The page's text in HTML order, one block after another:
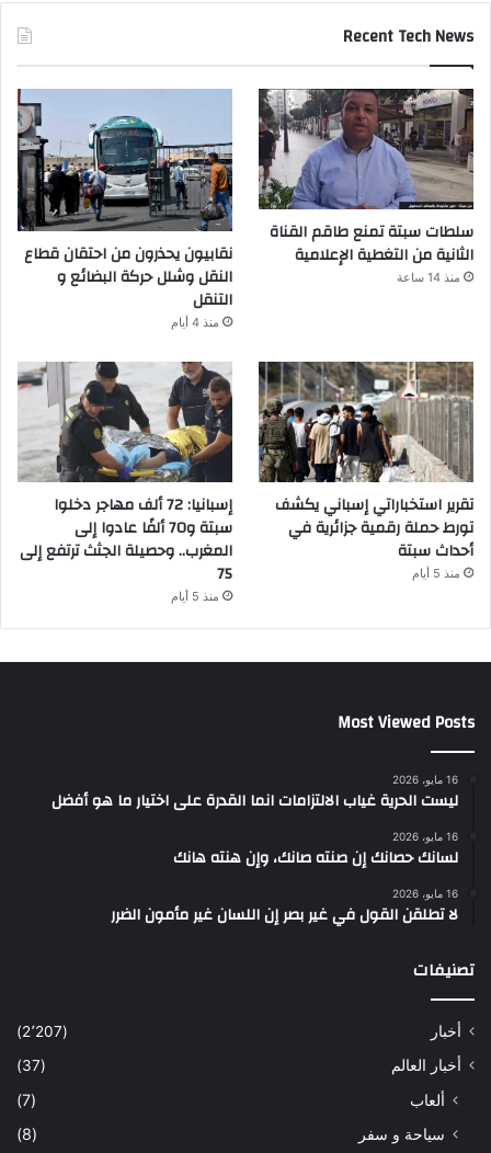
Recent Tech News
سلطات سبتة تمنع طاقم القناة
الثانية من التغطية الإعلامية
منذ 14 ساعة
نقابيون يحذرون من احتقان قطاع
النقل وشلل حركة البضائع و
التنقل
منذ 4 أيام
تقرير استخباراتي إسباني يكشف
تورط حملة رقمية جزائرية في
أحداث سبتة
منذ 5 أيام
إسبانيا: 72 ألف مهاجر دخلوا
سبتة و70 ألفًا عادوا إلى
المغرب.. وحصيلة الجثث ترتفع إلى
75
منذ 5 أيام
Most Viewed Posts
16 مايو، 2026
ليست الحرية غياب الالتزامات انما القدرة على اختيار ما هو أفضل
16 مايو، 2026
لسانك حصانك إن صنته صانك، وإن هنته هانك
16 مايو، 2026
لا تطلقن القول في غير بصر إن اللسان غير مأمون الضرر
تصنيفات
أخبار
(2٬207)
أخبار العالم
(37)
ألعاب
(7)
سياحة و سفر
(8)